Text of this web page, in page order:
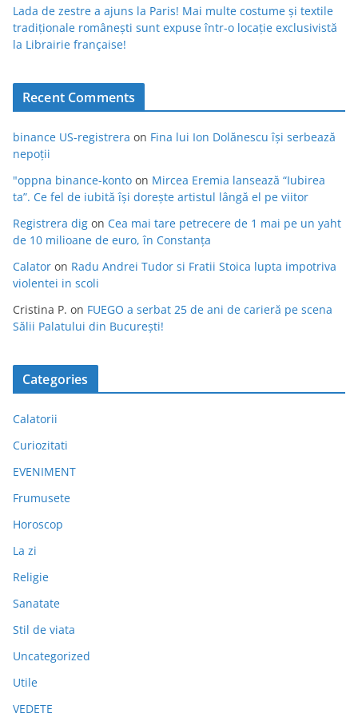
Lada de zestre a ajuns la Paris! Mai multe costume și textile
tradiționale românești sunt expuse într-o locație exclusivistă
la Librairie française!
Recent Comments
binance US-registrera on Fina lui Ion Dolănescu își serbează
nepoții
"oppna binance-konto on Mircea Eremia lansează “Iubirea
ta”. Ce fel de iubită își dorește artistul lângă el pe viitor
Registrera dig on Cea mai tare petrecere de 1 mai pe un yaht
de 10 milioane de euro, în Constanța
Calator on Radu Andrei Tudor si Fratii Stoica lupta impotriva
violentei in scoli
Cristina P. on FUEGO a serbat 25 de ani de carieră pe scena
Sălii Palatului din București!
Categories
Calatorii
Curiozitati
EVENIMENT
Frumusete
Horoscop
La zi
Religie
Sanatate
Stil de viata
Uncategorized
Utile
VEDETE